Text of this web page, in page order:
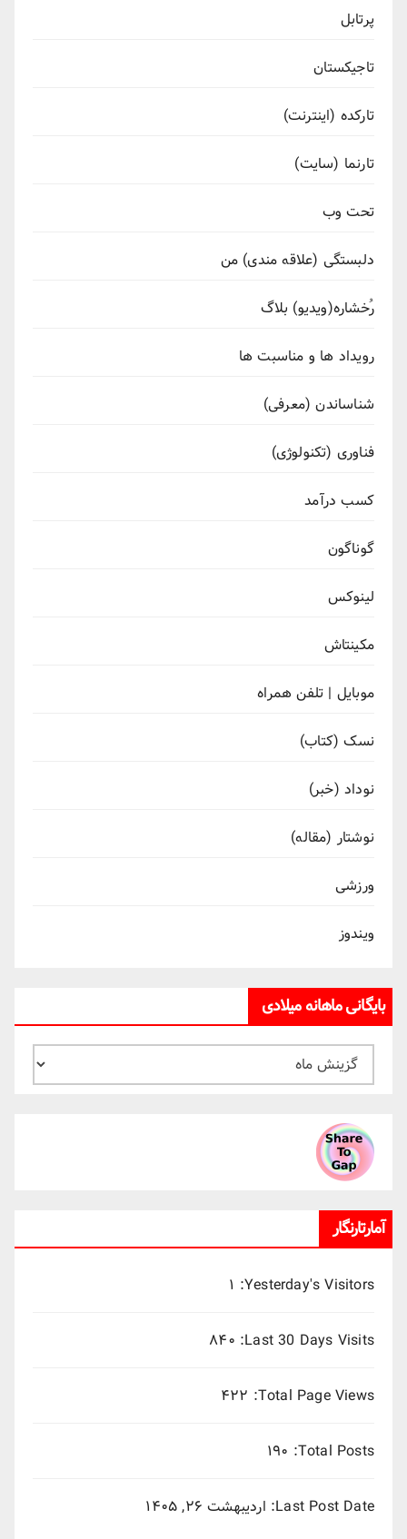
پرتابل
تاجیکستان
تارکده (اینترنت)
تارنما (سایت)
تحت وب
دلبستگی (علاقه مندی) من
رُخشاره(ویدیو) بلاگ
رویداد ها و مناسبت ها
شناساندن (معرفی)
فناوری (تکنولوژی)
کسب درآمد
گوناگون
لینوکس
مکینتاش
موبایل | تلفن همراه
نسک (کتاب)
نوداد (خبر)
نوشتار (مقاله)
ورزشی
ویندوز
بایگانی ماهانه میلادی
بایگانی
ماهانه
آمارتارنگار
Yesterday's Visitors: ۱
Last 30 Days Visits: ۸۴۰
Total Page Views: ۴۲۲
Total Posts: ۱۹۰
Last Post Date: اردیبهشت ۲۶, ۱۴۰۵